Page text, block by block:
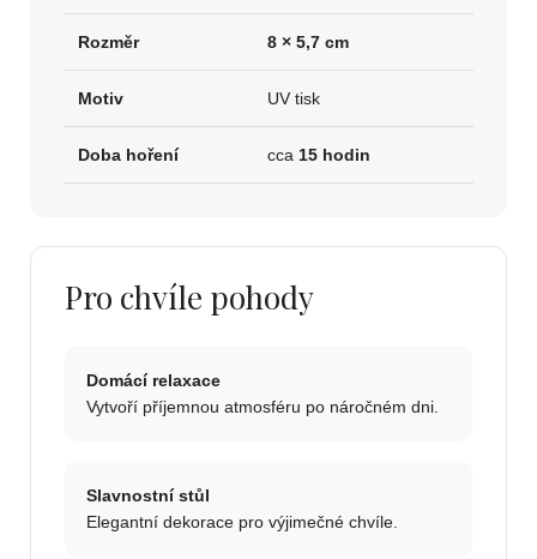
Rozměr 8 × 5,7 cm
Motiv UV tisk
Doba hoření cca 15 hodin
Pro chvíle pohody
Domácí relaxace
Vytvoří příjemnou atmosféru po náročném dni.
Slavnostní stůl
Elegantní dekorace pro výjimečné chvíle.